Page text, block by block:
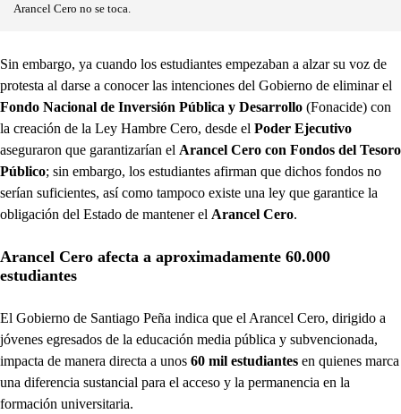
Arancel Cero no se toca.
Sin embargo, ya cuando los estudiantes empezaban a alzar su voz de
protesta al darse a conocer las intenciones del Gobierno de eliminar el
Fondo Nacional de Inversión Pública y Desarrollo (Fonacide) con
la creación de la Ley Hambre Cero, desde el Poder Ejecutivo
aseguraron que garantizarían el Arancel Cero con Fondos del Tesoro
Público; sin embargo, los estudiantes afirman que dichos fondos no
serían suficientes, así como tampoco existe una ley que garantice la
obligación del Estado de mantener el Arancel Cero.
Arancel Cero afecta a aproximadamente 60.000
estudiantes
El Gobierno de Santiago Peña indica que el Arancel Cero, dirigido a
jóvenes egresados de la educación media pública y subvencionada,
impacta de manera directa a unos 60 mil estudiantes en quienes marca
una diferencia sustancial para el acceso y la permanencia en la
formación universitaria.